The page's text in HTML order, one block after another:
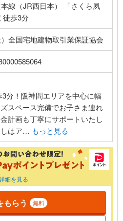
線（JR西日本） 「さくら夙
徒歩3分
）全国宅地建物取引業保証協会
分！阪神間エリアを中心に幅
スペース完備でお子さま連れ
計画も丁寧にサポートいたし
しはア… もっと見る
細を見る
もらう 無料